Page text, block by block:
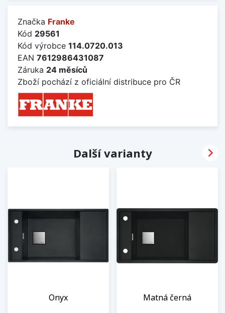
Značka Franke
Kód 29561
Kód výrobce 114.0720.013
EAN 7612986431087
Záruka 24 měsíců
Zboží pochází z oficiální distribuce pro ČR
Další varianty
Onyx Matná černá
